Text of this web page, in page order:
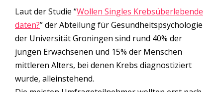
Laut der Studie “Wollen Singles Krebsüberlebende
daten?” der Abteilung für Gesundheitspsychologie
der Universität Groningen sind rund 40% der
jungen Erwachsenen und 15% der Menschen
mittleren Alters, bei denen Krebs diagnostiziert
wurde, alleinstehend.